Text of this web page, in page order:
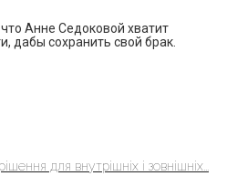
Анне Седоковой хватит
дабы сохранить свой брак.
для внутрішніх і зовнішніх...